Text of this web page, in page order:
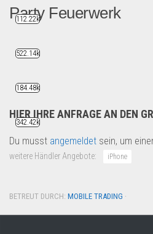
Party Feuerwerk
Saison & Eventprodkte
HIER IHRE ANFRAGE AN DEN
Du musst angemeldet sein, um
weitere Händler Angebote: iPhone
BETREUT DURCH: MOBILE TRADING ·
112.22k
522.14k
184.48k
342.42k